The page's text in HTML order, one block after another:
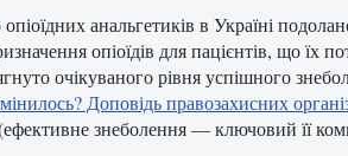
анальгетиків в Україні
опіоїдів для пацієнтів, що їх
очікуваного рівня успішного
Доповідь правозахисних
знеболення — ключовий її